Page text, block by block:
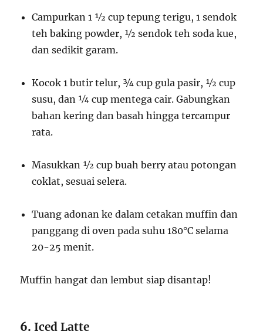
Campurkan 1 ½ cup tepung terigu, 1 sendok
teh baking powder, ½ sendok teh soda kue,
dan sedikit garam.
Kocok 1 butir telur, ¾ cup gula pasir, ½ cup
susu, dan ¼ cup mentega cair. Gabungkan
bahan kering dan basah hingga tercampur
rata.
Masukkan ½ cup buah berry atau potongan
coklat, sesuai selera.
Tuang adonan ke dalam cetakan muffin dan
panggang di oven pada suhu 180°C selama
20-25 menit.
Muffin hangat dan lembut siap disantap!
6.Iced Latte